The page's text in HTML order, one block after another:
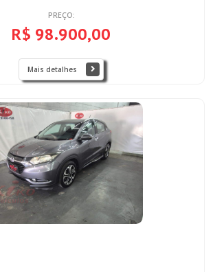
PREÇO:
R$ 98.900,00
Mais detalhes